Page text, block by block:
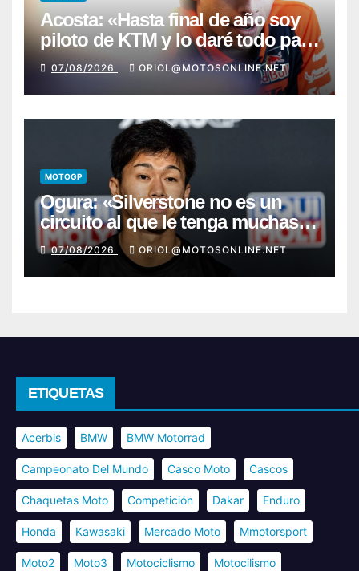
Acosta: «Hasta final de año soy
piloto de KTM y lo daré todo para
conseguir mi primera victoria»
07/08/2026 ORIOL@MOTOSONLINE.NET
MOTOGP
Ogura: «Silverstone no es un
circuito al que le tenga muchas
ganas»
07/08/2026 ORIOL@MOTOSONLINE.NET
ETIQUETAS
Acerbis BMW BMW Motorrad
Campeonato Del Mundo Casco Moto Cascos
Chaquetas Moto Competición Dakar Enduro
Honda Kawasaki Mercado Moto Mmotorsport
Moto2 Moto3 Motociclismo Motocilismo